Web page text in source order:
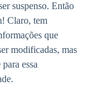
suspenso. Então
Claro, tem
que
modificadas, mas
essa